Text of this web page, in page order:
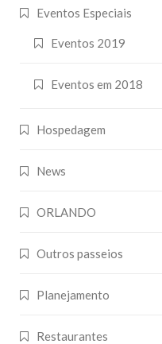
Eventos Especiais
Eventos 2019
Eventos em 2018
Hospedagem
News
ORLANDO
Outros passeios
Planejamento
Restaurantes